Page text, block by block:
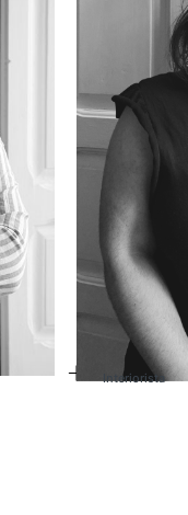
Interiorista